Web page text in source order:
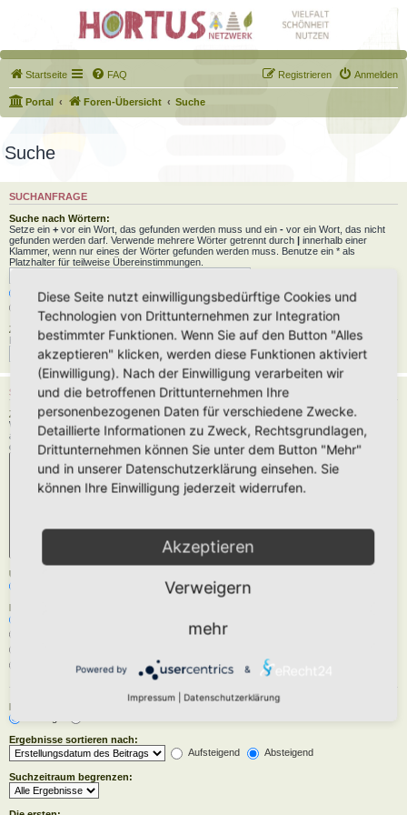
Startseite FAQ Anmelden
Registrieren
Portal Foren-Übersicht Suche
Suche
SUCHANFRAGE
Suche nach Wörtern:
Setze ein + vor ein Wort, das gefunden werden muss und ein - vor ein Wort, das nicht
gefunden werden darf. Verwende mehrere Wörter getrennt durch
innerhalb einer
Klammer, wenn nur eines der Wörter gefunden werden muss. Benutze ein * als
Platzhalter für teilweise Übereinstimmungen.
Nach allen Begriffen suchen oder Suche wie angegeben verwenden
Zu suchender Autor:
Benutze ein * als Platzhalter für teilweise Übereinstimmungen.
SUCHOPTIONEN
Zu durchsuchende Foren:
Wähle das Forum oder die Foren aus, in denen gesucht werden soll. Unterforen werden
automatisch mit durchsucht, sofern du die Option „Unterforen durchsuchen“ unten nicht
deaktivierst.
Unterforen durchsuchen:
Innerhalb suchen:
Nur im ersten Beitrag der Themen
Ergebnisse anzeigen als:
Ergebnisse sortieren nach:
Aufsteigend
Absteigend
Suchzeitraum begrenzen:
Diese Seite nutzt einwilligungsbedürftige Cookies und
Technologien von Drittunternehmen zur Integration
bestimmter Funktionen. Wenn Sie auf den Button "Alles
akzeptieren" klicken, werden diese Funktionen aktiviert
(Einwilligung). Nach der Einwilligung verarbeiten wir
und die betroffenen Drittunternehmen Ihre
personenbezogenen Daten für verschiedene Zwecke.
Detaillierte Informationen zu Zweck, Rechtsgrundlagen,
Drittunternehmen können Sie unter dem Button "Mehr"
und in unserer Datenschutzerklärung einsehen. Sie
können Ihre Einwilligung jederzeit widerrufen.
Akzeptieren
Verweigern
mehr
Powered by &
Impressum Datenschutzerklärung